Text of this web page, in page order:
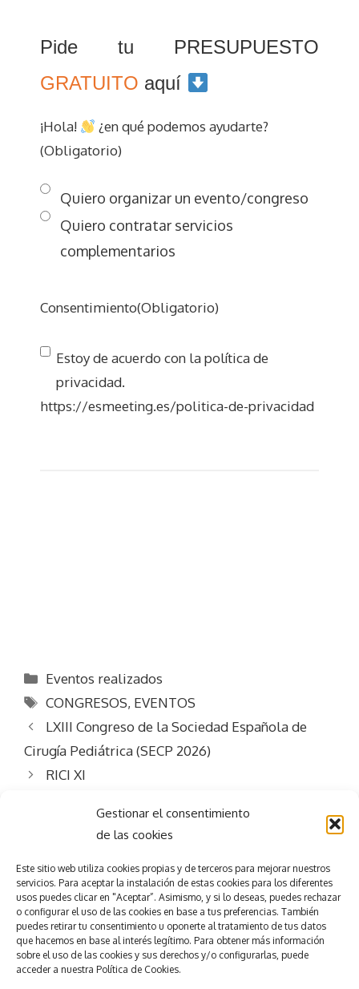
Gestionar el consentimiento
de las cookies
Este sitio web utiliza cookies propias y de terceros para mejorar nuestros
servicios. Para aceptar la instalación de estas cookies para los diferentes
usos puedes clicar en "Aceptar”. Asimismo, y si lo deseas, puedes rechazar
o configurar el uso de las cookies en base a tus preferencias. También
puedes retirar tu consentimiento u oponerte al tratamiento de tus datos
que hacemos en base al interés legítimo. Para obtener más información
sobre el uso de las cookies y sus derechos y/o configurarlas, puede
acceder a nuestra Política de Cookies.
Pide tu PRESUPUESTO
GRATUITO aquí
¡Hola!
¿en qué podemos ayudarte?
(Obligatorio)
Quiero organizar un evento/congreso
Quiero contratar servicios
complementarios
Consentimiento(Obligatorio)
Estoy de acuerdo con la política de
privacidad.
https://esmeeting.es/politica-de-privacidad
Categorías
Eventos realizados
Etiquetas
CONGRESOS, EVENTOS
LXIII Congreso de la Sociedad Española de
Cirugía Pediátrica (SECP 2026)
RICI XI
Consigue eléxito
en tu evento